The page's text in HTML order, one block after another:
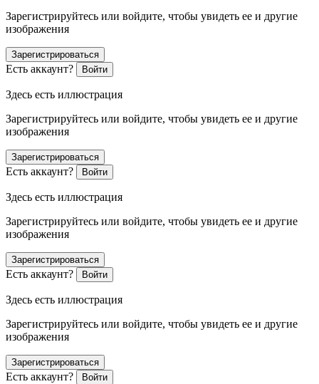
Зарегистрируйтесь или войдите, чтобы увидеть ее и другие
изображения
Зарегистрироваться
Есть аккаунт? Войти
Здесь есть иллюстрация
Зарегистрируйтесь или войдите, чтобы увидеть ее и другие
изображения
Зарегистрироваться
Есть аккаунт? Войти
Здесь есть иллюстрация
Зарегистрируйтесь или войдите, чтобы увидеть ее и другие
изображения
Зарегистрироваться
Есть аккаунт? Войти
Здесь есть иллюстрация
Зарегистрируйтесь или войдите, чтобы увидеть ее и другие
изображения
Зарегистрироваться
Есть аккаунт? Войти